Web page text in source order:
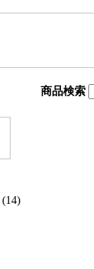
商品検索
(14)